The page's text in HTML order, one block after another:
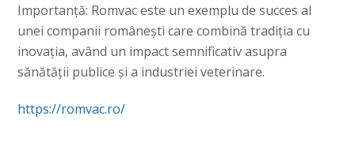
Importanță: Romvac este un exemplu de succes al
unei companii românești care combină tradiția cu
inovația, având un impact semnificativ asupra
sănătății publice și a industriei veterinare.
https://romvac.ro/